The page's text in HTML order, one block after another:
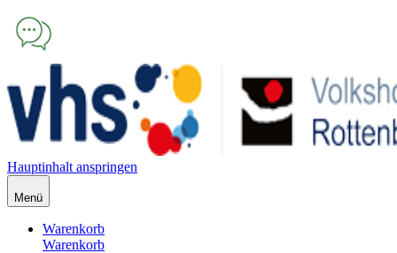
Hauptinhalt anspringen
Menü
Warenkorb
Warenkorb